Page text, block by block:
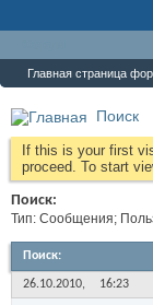
Главная страница
Поиск
If this is your first
proceed. To start
Поиск:
Тип: Сообщения;
Поиск:
26.10.2010, 16:23